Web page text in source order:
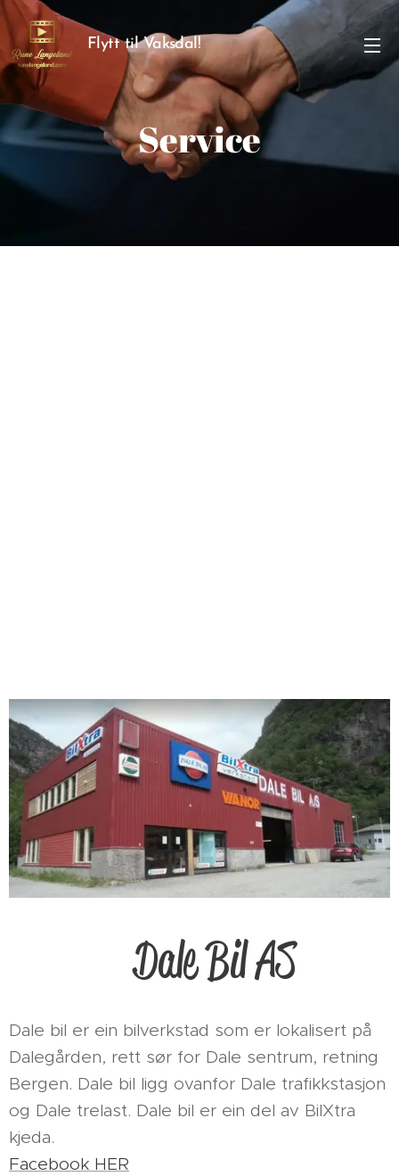
Flytt til Vaksdal!
Service
Dale Bil AS
Dale bil er ein bilverkstad som er lokalisert på
Dalegården, rett sør for Dale sentrum, retning
Bergen. Dale bil ligg ovanfor Dale trafikkstasjon
og Dale trelast. Dale bil er ein del av BilXtra
kjeda.
Facebook HER